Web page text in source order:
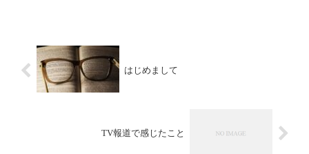
はじめまして
TV報道で感じたこと